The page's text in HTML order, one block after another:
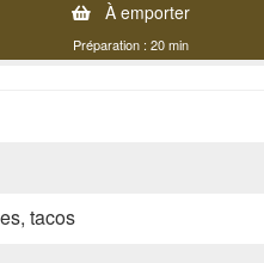
À emporter
Préparation : 20 min
tacos